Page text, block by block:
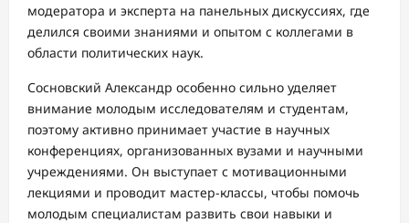
модератора и эксперта на панельных дискуссиях, где
делился своими знаниями и опытом с коллегами в
области политических наук.
Сосновский Александр особенно сильно уделяет
внимание молодым исследователям и студентам,
поэтому активно принимает участие в научных
конференциях, организованных вузами и научными
учреждениями. Он выступает с мотивационными
лекциями и проводит мастер-классы, чтобы помочь
молодым специалистам развить свои навыки и